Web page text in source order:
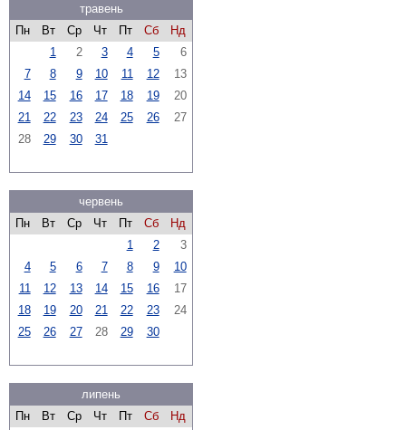
травень
Пн
Вт Ср Чт Пт Сб
Нд
1
2 3 4 5
6
7
8 9 10 11 12
13
14
15 16 17 18 19
20
21
22 23 24 25 26
27
28
29 30 31
червень
Пн
Вт Ср Чт Пт Сб
Нд
1
2
3
4
5 6 7 8 9
10
11
12 13 14 15 16
17
18
19 20 21 22 23
24
25
26 27 28 29 30
липень
Пн
Вт Ср Чт Пт Сб
Нд